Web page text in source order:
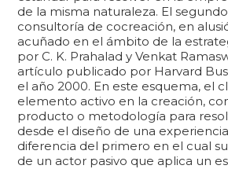
de la misma naturaleza. El
consultoría de cocreación, en
acuñado en el ámbito de la
por C. K. Prahalad y Venkat
artículo publicado por Harvard
el año 2000. En este esquema, el
elemento activo en la creación,
producto o metodología para
desde el diseño de una
diferencia del primero en el cual
de un actor pasivo que aplica un